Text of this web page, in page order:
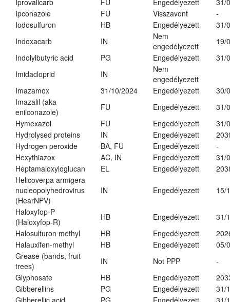
Iprovalicarb
FU Engedélyezett
31/
Ipconazole
FU Visszavont
-
Iodosulfuron
HB Engedélyezett
31/
Indoxacarb
IN
Nem
engedélyezett
19/
Indolylbutyric acid
PG Engedélyezett
31/
Imidacloprid
IN
Nem
engedélyezett
Imazamox
31/10/2024 Engedélyezett
30/
Imazalil (aka
enilconazole)
FU Engedélyezett
31/
Hymexazol
FU Engedélyezett
31/
Hydrolysed proteins
IN Engedélyezett
Hydrogen peroxide
BA, FU Engedélyezett
-
Hexythiazox
AC, IN Engedélyezett
31/
Heptamaloxyloglucan
EL Engedélyezett
Helicoverpa armigera
nucleopolyhedrovirus
(HearNPV)
IN Engedélyezett 15/
Haloxyfop-P
(Haloxyfop-R)
HB Engedélyezett
31/
Halosulfuron methyl
HB Engedélyezett
Halauxifen-methyl
HB Engedélyezett
05/
Grease (bands, fruit
trees)
IN Not PPP
-
Glyphosate
HB Engedélyezett
Gibberellins
PG Engedélyezett
31/